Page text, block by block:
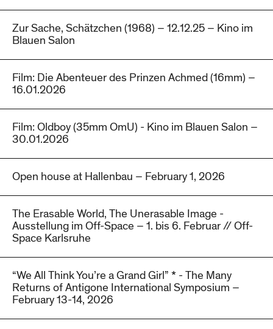
Zur Sache, Schätzchen (1968) – 12.12.25 – Kino im
Blauen Salon
Film: Die Abenteuer des Prinzen Achmed (16mm) –
16.01.2026
Film: Oldboy (35mm OmU) - Kino im Blauen Salon –
30.01.2026
Open house at Hallenbau – February 1, 2026
The Erasable World, The Unerasable Image -
Ausstellung im Off-Space – 1. bis 6. Februar // Off-
Space Karlsruhe
“We All Think You’re a Grand Girl” * - The Many
Returns of Antigone International Symposium –
February 13-14, 2026